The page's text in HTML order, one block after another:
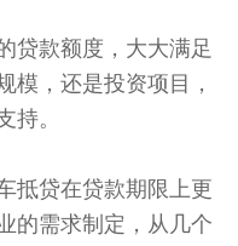
贷款额度，大大满足
模，还是投资项目，
持。
抵贷在贷款期限上更
的需求制定，从几个